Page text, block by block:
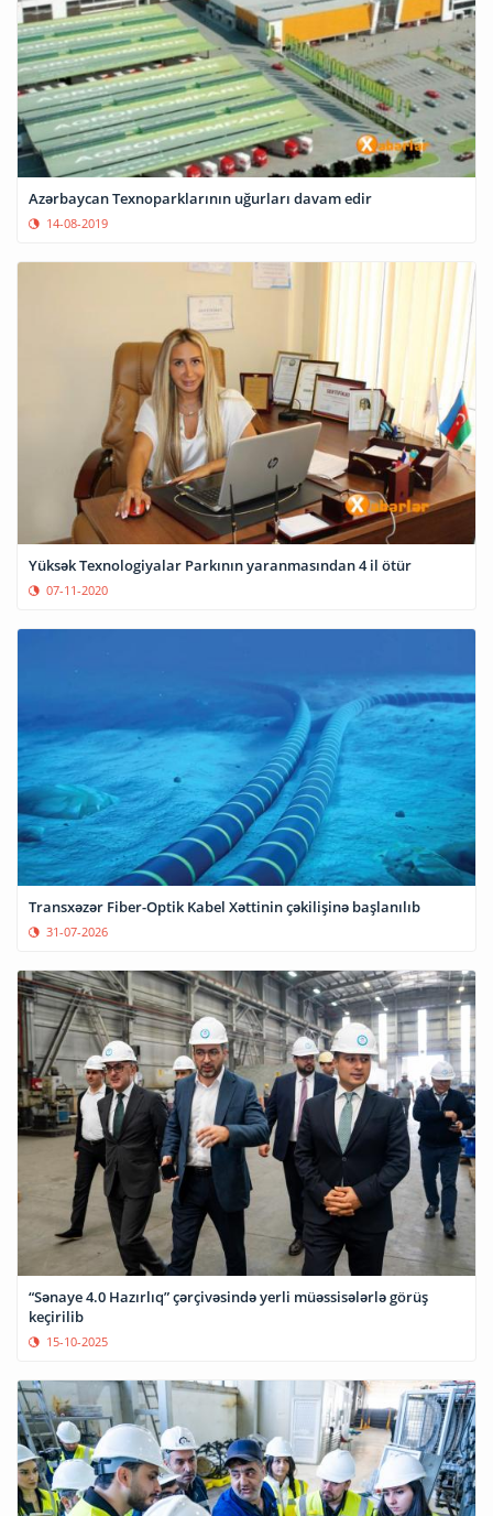
Azərbaycan Texnoparklarının uğurları davam edir
14-08-2019
Yüksək Texnologiyalar Parkının yaranmasından 4 il ötür
07-11-2020
Transxəzər Fiber-Optik Kabel Xəttinin çəkilişinə başlanılıb
31-07-2026
“Sənaye 4.0 Hazırlıq” çərçivəsində yerli müəssisələrlə görüş
keçirilib
15-10-2025